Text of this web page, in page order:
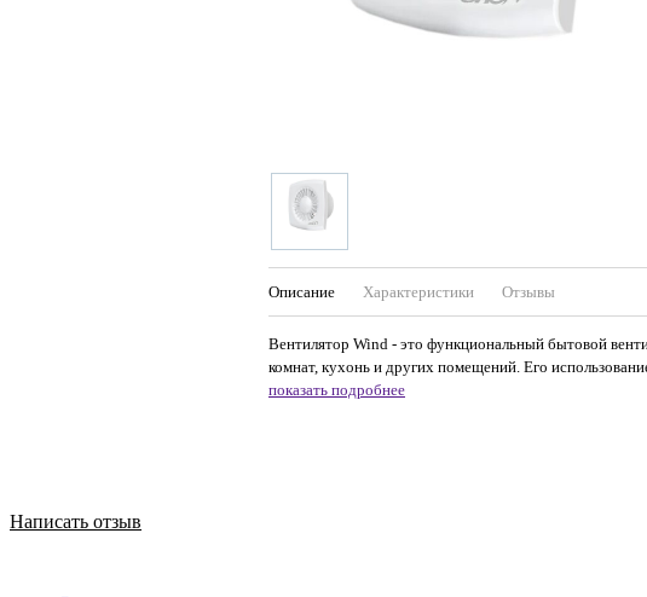
Описание Характеристики Отзывы
Вентилятор Wind - это функциональный бытовой
комнат, кухонь и других помещений. Его
показать подробнее
Написать отзыв